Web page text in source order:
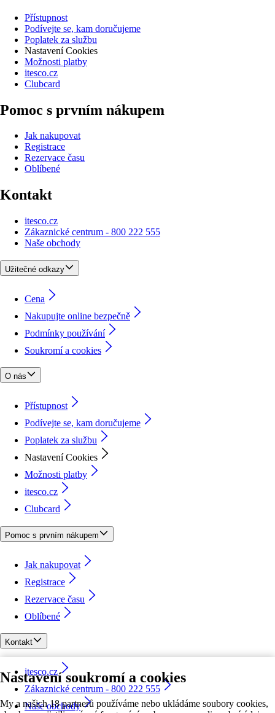
Nastavení soukromí a cookies
My a našich 18 partnerů používáme nebo ukládáme soubory cookies,
Přístupnost
Podívejte se, kam doručujeme
Poplatek za službu
Nastavení Cookies
Možnosti platby
itesco.cz
Clubcard
Pomoc s prvním nákupem
Jak nakupovat
Registrace
Rezervace času
Oblíbené
Kontakt
itesco.cz
Zákaznické centrum - 800 222 555
Naše obchody
Užitečné odkazy
Cena
Nakupujte online bezpečně
Podmínky používání
Soukromí a cookies
O nás
Přístupnost
Podívejte se, kam doručujeme
Poplatek za službu
Nastavení Cookies
Možnosti platby
itesco.cz
Clubcard
Pomoc s prvním nákupem
Jak nakupovat
Registrace
Rezervace času
Oblíbené
Kontakt
itesco.cz
Zákaznické centrum - 800 222 555
Naše obchody